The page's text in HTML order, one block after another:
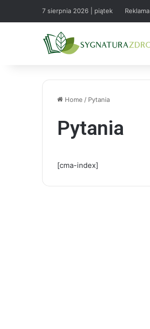
7 sierpnia 2026 | piątek Reklama
Home / Pytania
Pytania
[cma-index]